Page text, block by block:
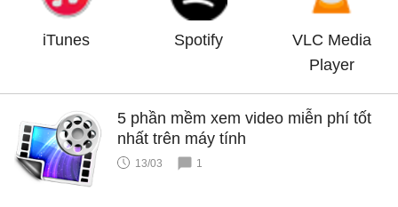
iTunes Spotify
VLC Media
Player
5 phần mềm xem video miễn phí tốt
nhất trên máy tính
13/03 1